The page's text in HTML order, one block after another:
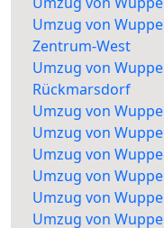
Umzug von
Zentrum-West
Umzug von
Rückmarsdorf
Umzug von
Umzug von
Umzug von
Umzug von
Umzug von
Umzug von